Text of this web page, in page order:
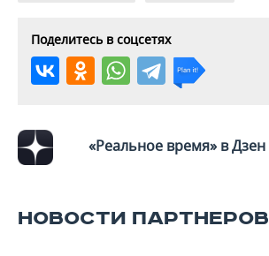
Поделитесь в соцсетях
«Реальное время» в Дзен
НОВОСТИ ПАРТНЕРОВ